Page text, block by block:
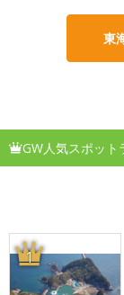
東
GW人気スポット
1